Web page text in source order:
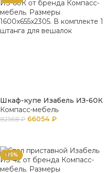
Шкаф-купе Изабель ИЗ-60К
Компасс-мебель
82568₽ 66054 ₽
-25%